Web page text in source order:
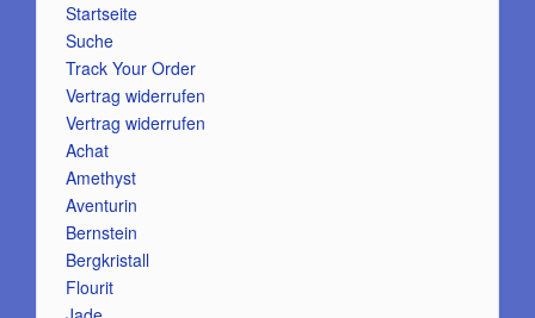
Startseite
Suche
Track Your Order
Vertrag widerrufen
Vertrag widerrufen
Achat
Amethyst
Aventurin
Bernstein
Bergkristall
Flourit